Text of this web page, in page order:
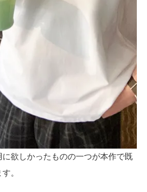
欲しかったものの一つが本作で既
。